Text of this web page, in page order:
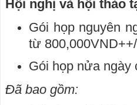
Hội nghị và hội thảo
Gói họp nguyên
từ
Gói họp nửa
Đã bao gồm: